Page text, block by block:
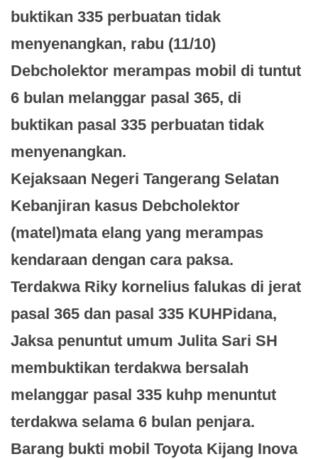
buktikan 335 perbuatan tidak
menyenangkan, rabu (11/10)
Debcholektor merampas mobil di tuntut
6 bulan melanggar pasal 365, di
buktikan pasal 335 perbuatan tidak
menyenangkan.
Kejaksaan Negeri Tangerang Selatan
Kebanjiran kasus Debcholektor
(matel)mata elang yang merampas
kendaraan dengan cara paksa.
Terdakwa Riky kornelius falukas di jerat
pasal 365 dan pasal 335 KUHPidana,
Jaksa penuntut umum Julita Sari SH
membuktikan terdakwa bersalah
melanggar pasal 335 kuhp menuntut
terdakwa selama 6 bulan penjara.
Barang bukti mobil Toyota Kijang Inova